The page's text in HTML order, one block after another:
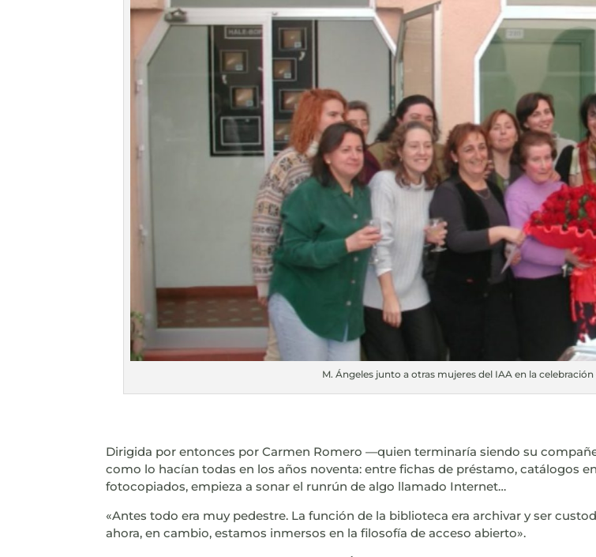
M. Ángeles junto a otras mujeres del IAA en la
Dirigida por entonces por Carmen Romero —quien terminaría siendo su
como lo hacían todas en los años noventa: entre fichas de préstamo, catálogos
fotocopiados, empieza a sonar el runrún de algo llamado Internet…
«Antes todo era muy pedestre. La función de la biblioteca era archivar y ser
ahora, en cambio, estamos inmersos en la filosofía de acceso abierto».